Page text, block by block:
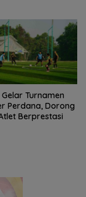
Turnamen
Perdana, Dorong
Berprestasi